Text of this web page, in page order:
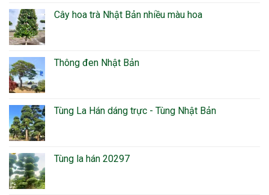
Cây hoa trà Nhật Bản nhiều màu hoa
Thông đen Nhật Bản
Tùng La Hán dáng trực - Tùng Nhật Bản
Tùng la hán 20297